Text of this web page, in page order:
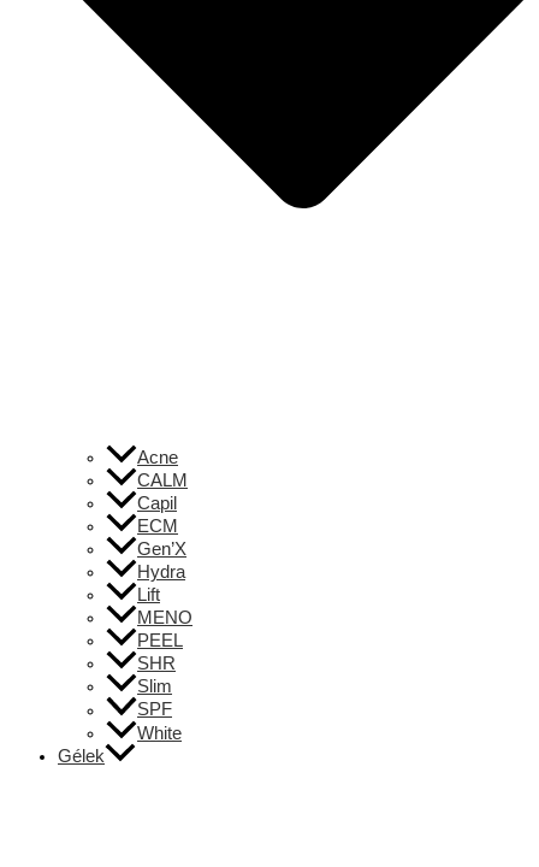
Acne
CALM
Capil
ECM
Gen’X
Hydra
Lift
MENO
PEEL
SHR
Slim
SPF
White
Gélek